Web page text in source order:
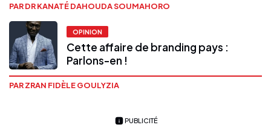
PAR DR KANATÉ DAHOUDA SOUMAHORO
OPINION
Cette affaire de branding pays :
Parlons-en !
PAR ZRAN FIDÈLE GOULYZIA
PUBLICITÉ